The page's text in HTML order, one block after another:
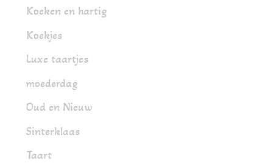
Koeken en hartig
Koekjes
Luxe taartjes
moederdag
Oud en Nieuw
Sinterklaas
Taart